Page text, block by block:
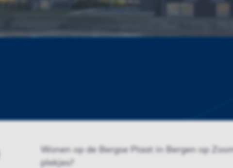
Wonen op de Bergse Plaat in Bergen op
plekjes?